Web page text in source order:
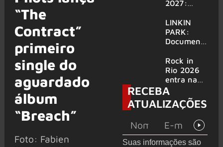
“The
Contract”
primeiro
single do
aguardado
álbum
“Breach”
Foto: Fabien
volta ao
6 shows
2027:
amplia
line-up e
já
mais de 50
bandas
LINKIN
PARK:
Document
‘Unshatter’
e álbum ao
vivo são
anunciados
Rock in
Rio 2026
entra na
reta final
com
Cidade do
montagem
acelerada
RECEBA
ATUALIZAÇÕES
Suas informações são